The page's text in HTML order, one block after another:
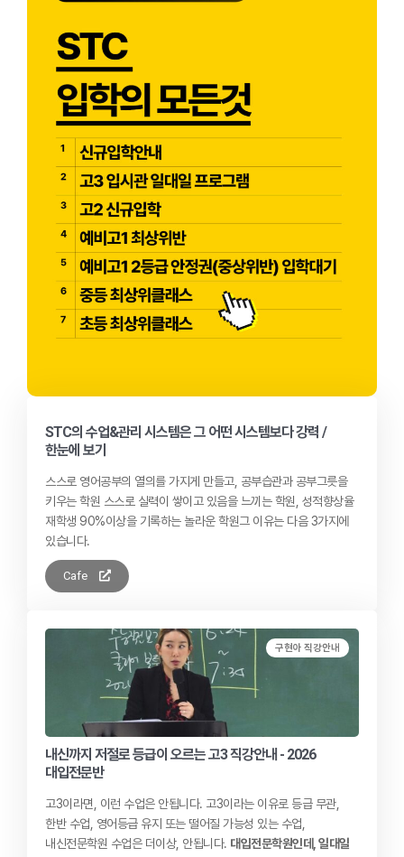
STC의 수업&관리 시스템은 그 어떤 시스템보다 강력 /
한눈에 보기
스스로 영어공부의 열의를 가지게 만들고, 공부습관과 공부그릇을
키우는 학원 스스로 실력이 쌓이고 있음을 느끼는 학원, 성적향상율
재학생 90%이상을 기록하는 놀라운 학원 ​ 그 이유는 다음 3가지에
있습니다.
Cafe
구현아 직강안내
내신까지 저절로 등급이 오르는 고3 직강안내 - 2026
대입전문반
고3이라면, 이런 수업은 안됩니다. 고3이라는 이유로 등급 무관,
한반 수업, 영어등급 유지 또는 떨어질 가능성 있는 수업,
내신전문학원 수업은 더이상, 안됩니다. 대입전문학원인데, 일대일